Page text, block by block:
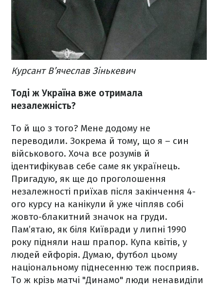
Курсант В’ячеслав Зінькевич
Тоді ж Україна вже отримала
незалежність?
То й що з того? Мене додому не
переводили. Зокрема й тому, що я – син
військового. Хоча все розумів й
ідентифікував себе саме як українець.
Пригадую, як ще до проголошення
незалежності приїхав після закінчення 4-
ого курсу на канікули й уже чіпляв собі
жовто-блакитний значок на груди.
Пам’ятаю, як біля Київради у липні 1990
року підняли наш прапор. Купа квітів, у
людей ейфорія. Думаю, футбол цьому
національному піднесенню теж посприяв.
То ж крізь матчі "Динамо" люди ненавиділи